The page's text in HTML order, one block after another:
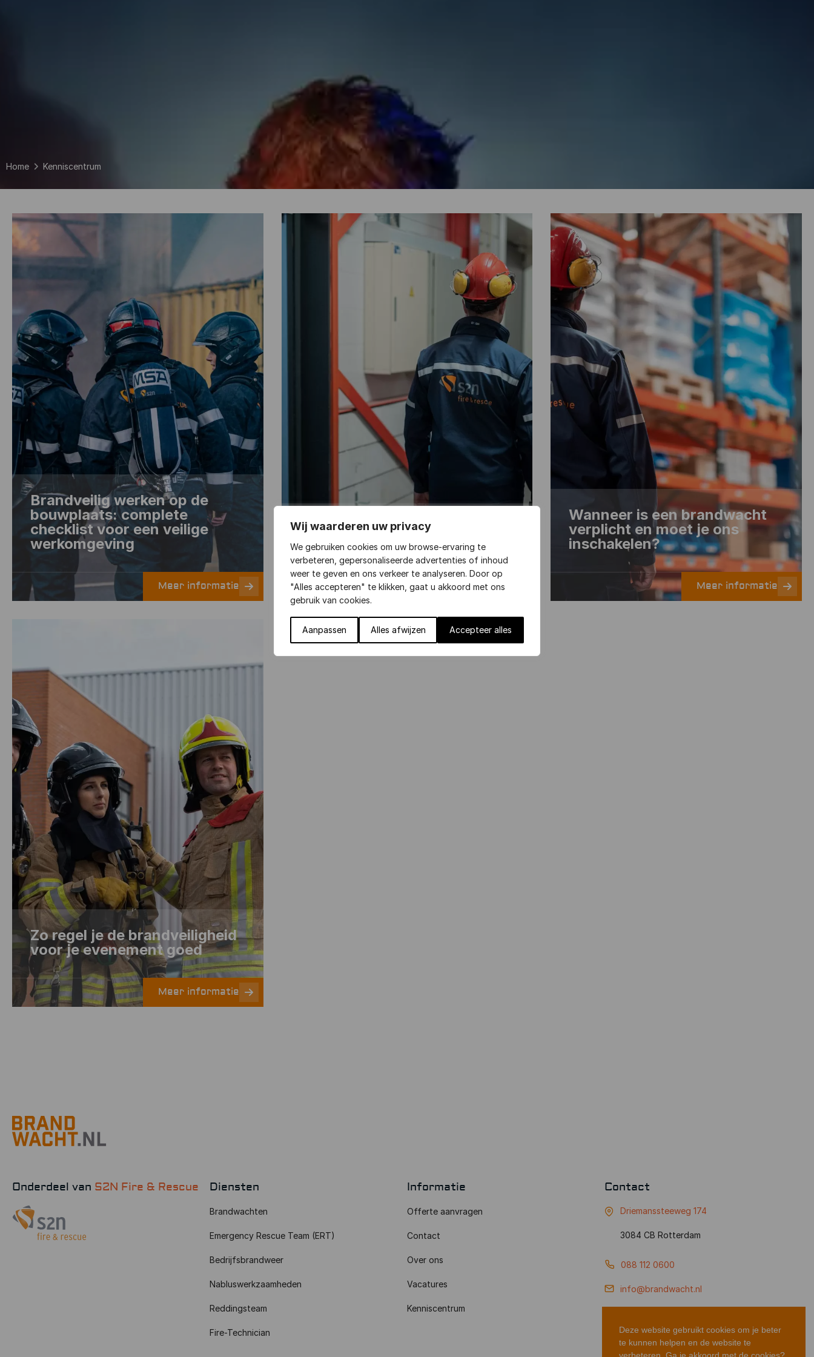
Deze website gebruikt cookies om je beter
te kunnen helpen en de website te
Wij waarderen uw privacy
We gebruiken cookies om uw browse-ervaring te
verbeteren, gepersonaliseerde advertenties of inhoud
weer te geven en ons verkeer te analyseren. Door op
"Alles accepteren" te klikken, gaat u akkoord met ons
gebruik van cookies.
Aanpassen Alles afwijzen Accepteer alles
Home Kenniscentrum
Brandveilig werken op de
bouwplaats: complete
checklist voor een veilige
werkomgeving
Meer informatie
Wanneer is een brandwacht
verplicht bij las- en slijpwerk?
Meer informatie
Wanneer is een brandwacht
verplicht en moet je ons
inschakelen?
Meer informatie
Zo regel je de brandveiligheid
voor je evenement goed
Meer informatie
Onderdeel van S2N Fire & Rescue Diensten
Brandwachten
Emergency Rescue Team (ERT)
Bedrijfsbrandweer
Nabluswerkzaamheden
Reddingsteam
Fire-Technician
Informatie
Offerte aanvragen
Contact
Over ons
Vacatures
Kenniscentrum
Contact
Driemanssteeweg 174
3084 CB Rotterdam
088 112 0600
info@brandwacht.nl